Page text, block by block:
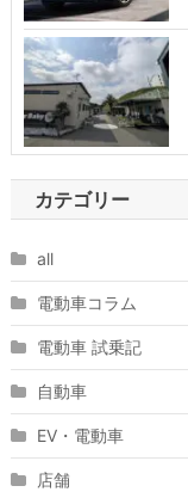
カテゴリー
all
電動車コラム
電動車 試乗記
自動車
EV・電動車
店舗